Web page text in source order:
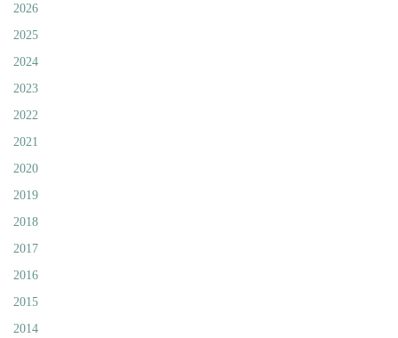
2026
2025
2024
2023
2022
2021
2020
2019
2018
2017
2016
2015
2014